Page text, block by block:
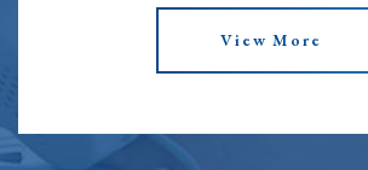
View More